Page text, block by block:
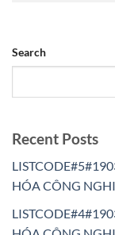
Search
Recent Posts
HÓA CÔNG